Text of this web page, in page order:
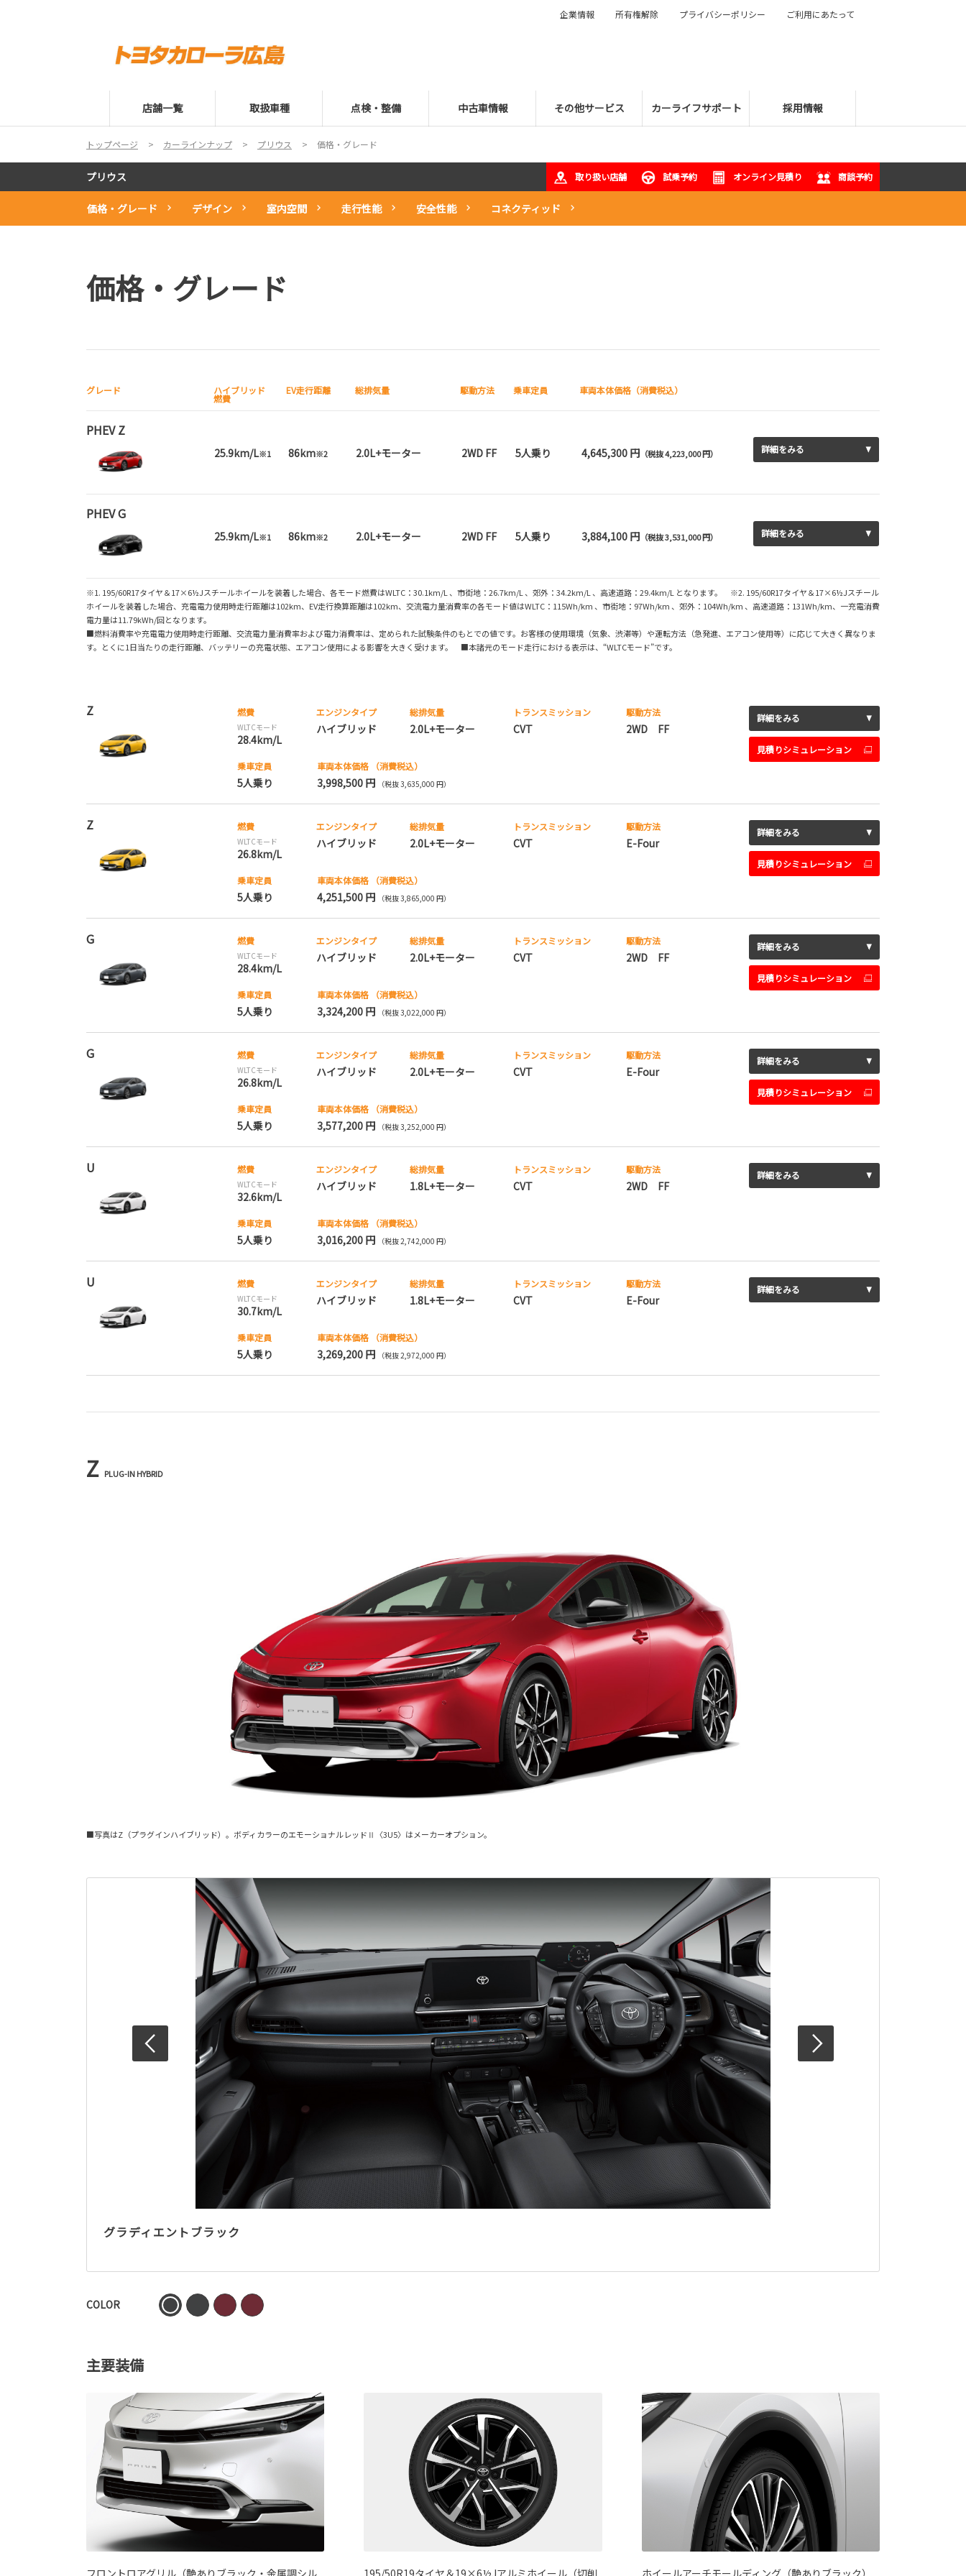
店舗一覧 取扱車種 点検・整備 中古車情報 その他サービス カーライフサポート 採用情報
企業情報 所有権解除 プライバシーポリシー ご利用にあたって
トップページ カーラインナップ プリウス 価格・グレード
プリウス 取り扱い店舗 試乗予約 オンライン見積り 商談予約
価格・グレード デザイン 室内空間 走行性能 安全性能 コネクティッド
価格・グレード
グレード ハイブリッド
燃費
EV走行距離 総排気量 駆動方法 乗車定員 車両本体価格（消費税込）
PHEV Z
25.9km/L※1 86km※2 2.0L+モーター 2WD FF 5人乗り 4,645,300 円（税抜 4,223,000 円） 詳細をみる
PHEV G
25.9km/L※1 86km※2 2.0L+モーター 2WD FF 5人乗り 3,884,100 円（税抜 3,531,000 円） 詳細をみる
※1. 195/60R17タイヤ＆17×6½Jスチールホイールを装着した場合、各モード燃費はWLTC：30.1km/L 、市街地：26.7km/L 、郊外：34.2km/L 、高速道路：29.4km/L となります。 ※2. 195/60R17タイヤ＆17×6½Jスチール
ホイールを装着した場合、充電電力使用時走行距離は102km、EV走行換算距離は102km、交流電力量消費率の各モード値はWLTC：115Wh/km 、市街地：97Wh/km 、郊外：104Wh/km 、高速道路：131Wh/km、一充電消費
電力量は11.79kWh/回となります。
■燃料消費率や充電電力使用時走行距離、交流電力量消費率および電力消費率は、定められた試験条件のもとでの値です。お客様の使用環境（気象、渋滞等）や運転方法（急発進、エアコン使用等）に応じて大きく異なりま
す。とくに1日当たりの走行距離、バッテリーの充電状態、エアコン使用による影響を大きく受けます。 ■本諸元のモード走行における表示は、“WLTCモード”です。
Z 燃費
WLTCモード
28.4km/L
エンジンタイプ
ハイブリッド
総排気量
2.0L+モーター
トランスミッション
CVT
駆動方法
2WD FF
乗車定員
5人乗り
車両本体価格 （消費税込）
3,998,500 円 （税抜 3,635,000 円）
詳細をみる
見積りシミュレーション
Z 燃費
WLTCモード
26.8km/L
エンジンタイプ
ハイブリッド
総排気量
2.0L+モーター
トランスミッション
CVT
駆動方法
E-Four
乗車定員
5人乗り
車両本体価格 （消費税込）
4,251,500 円 （税抜 3,865,000 円）
詳細をみる
見積りシミュレーション
G 燃費
WLTCモード
28.4km/L
エンジンタイプ
ハイブリッド
総排気量
2.0L+モーター
トランスミッション
CVT
駆動方法
2WD FF
乗車定員
5人乗り
車両本体価格 （消費税込）
3,324,200 円 （税抜 3,022,000 円）
詳細をみる
見積りシミュレーション
G 燃費
WLTCモード
26.8km/L
エンジンタイプ
ハイブリッド
総排気量
2.0L+モーター
トランスミッション
CVT
駆動方法
E-Four
乗車定員
5人乗り
車両本体価格 （消費税込）
3,577,200 円 （税抜 3,252,000 円）
詳細をみる
見積りシミュレーション
U 燃費
WLTCモード
32.6km/L
エンジンタイプ
ハイブリッド
総排気量
1.8L+モーター
トランスミッション
CVT
駆動方法
2WD FF
乗車定員
5人乗り
車両本体価格 （消費税込）
3,016,200 円 （税抜 2,742,000 円）
詳細をみる
U 燃費
WLTCモード
30.7km/L
エンジンタイプ
ハイブリッド
総排気量
1.8L+モーター
トランスミッション
CVT
駆動方法
E-Four
乗車定員
5人乗り
車両本体価格 （消費税込）
3,269,200 円 （税抜 2,972,000 円）
詳細をみる
Z PLUG-IN HYBRID
■写真はZ（プラグインハイブリッド）。ボディカラーのエモーショナルレッドⅡ〈3U5〉はメーカーオプション。
グラディエントブラック
COLOR
主要装備
フロントロアグリル（艶ありブラック・金属調シル 195/50R19タイヤ＆19×6½Jアルミホイール（切削 ホイールアーチモールディング（艶ありブラック）